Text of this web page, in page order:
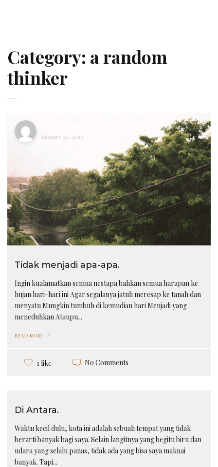
Category: a random
thinker
January 23, 2019
Tidak menjadi apa-apa.
Ingin kualamatkan semua nestapa bahkan semua harapan ke
hujan hari-hari ini Agar segalanya jatuh meresap ke tanah dan
menyatu Mungkin tumbuh di kemudian hari Menjadi yang
meneduhkan Ataupu...
READ MORE
1 like No Comments
Di Antara.
Waktu kecil dulu, kota ini adalah sebuah tempat yang tidak
berarti banyak bagi saya. Selain langitnya yang begitu biru dan
udara yang selalu panas, tidak ada yang bisa saya maknai
banyak. Tapi...